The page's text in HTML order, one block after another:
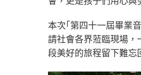
本次｢第四十一屆畢業
請社會各界蒞臨現場，
段美好的旅程留下難忘